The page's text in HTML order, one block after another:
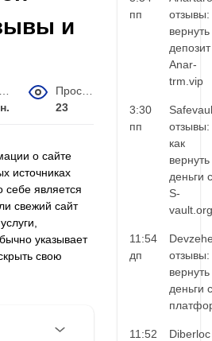
и
23
о сайте
источниках
себе является
свежий сайт
указывает
свою
пп
отзывы:
вернуть
Anar-
trm.vip
3:30
пп
отзывы:
как
вернуть
деньги с
S-
vault.org
11:54
дп
отзывы:
вернуть
деньги с
11:52
Diberloc